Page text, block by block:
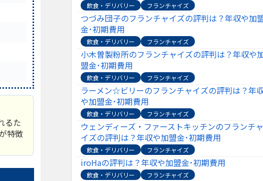
るた
特徴
飲食・デリバリー フランチャイズ
つづみ団子のフランチャイズの評判は？年収や加
金･初期費用
飲食・デリバリー フランチャイズ
小木曽製粉所のフランチャイズの評判は？年収や
盟金･初期費用
飲食・デリバリー フランチャイズ
ラーメン☆ビリーのフランチャイズの評判は？年
や加盟金･初期費用
飲食・デリバリー フランチャイズ
ウェンディーズ・ファーストキッチンのフランチャ
イズの評判は？年収や加盟金･初期費用
飲食・デリバリー フランチャイズ
iroHaの評判は？年収や加盟金･初期費用
飲食・デリバリー フランチャイズ